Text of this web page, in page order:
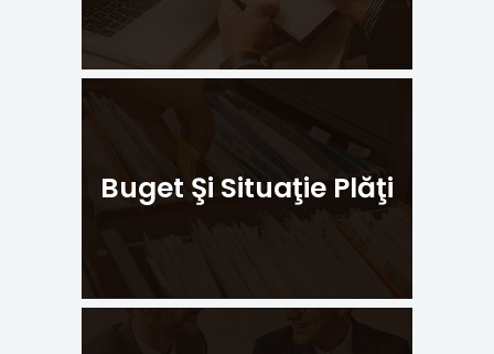
Buget Şi Situaţie Plăţi